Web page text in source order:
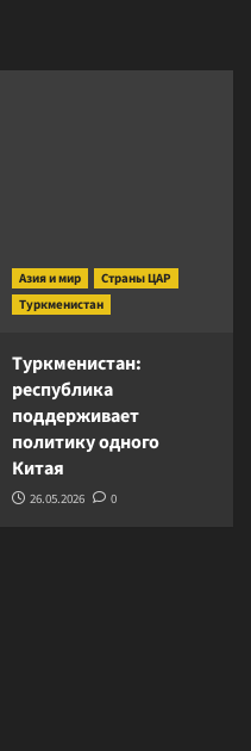
Азия и мир
Страны ЦАР
Туркменистан
Туркменистан:
республика
поддерживает
политику одного
Китая
26.05.2026 0